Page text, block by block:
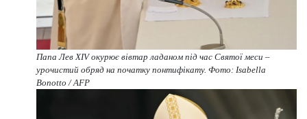
Папа Лев XIV окурює вівтар ладаном під час Святої меси –
урочистий обряд на початку понтифікату. Фото: Isabella
Bonotto / AFP